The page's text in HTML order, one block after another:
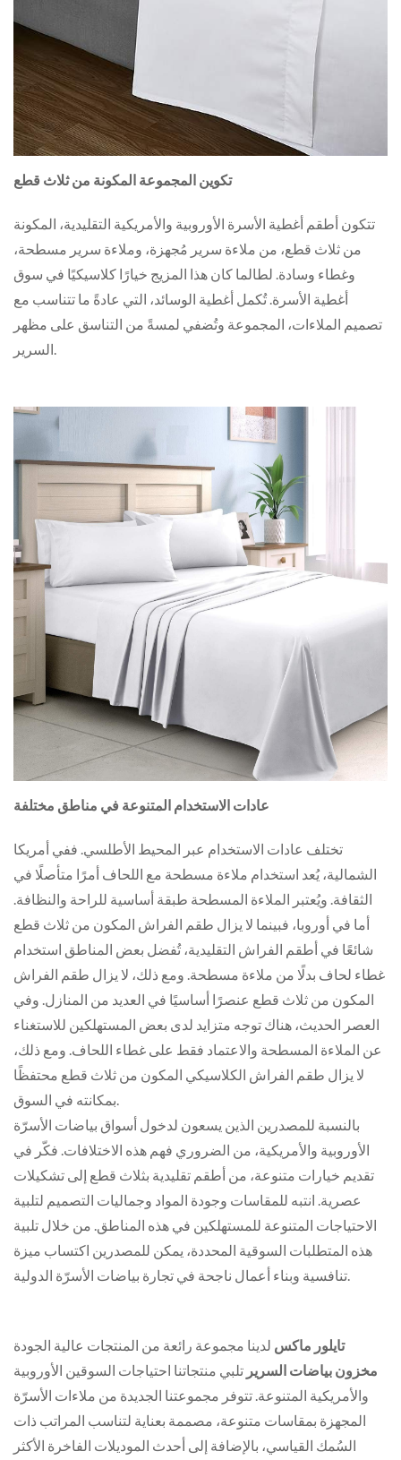
تكوين المجموعة المكونة من ثلاث قطع
تتكون أطقم أغطية الأسرة الأوروبية والأمريكية التقليدية، المكونة
من ثلاث قطع، من ملاءة سرير مُجهزة، وملاءة سرير مسطحة،
وغطاء وسادة. لطالما كان هذا المزيج خيارًا كلاسيكيًا في سوق
أغطية الأسرة. تُكمل أغطية الوسائد، التي عادةً ما تتناسب مع
تصميم الملاءات، المجموعة وتُضفي لمسةً من التناسق على مظهر
عادات الاستخدام المتنوعة في مناطق مختلفة
تختلف عادات الاستخدام عبر المحيط الأطلسي. ففي أمريكا
الشمالية، يُعد استخدام ملاءة مسطحة مع اللحاف أمرًا متأصلًا في
الثقافة. ويُعتبر الملاءة المسطحة طبقة أساسية للراحة والنظافة.
أما في أوروبا، فبينما لا يزال طقم الفراش المكون من ثلاث قطع
شائعًا في أطقم الفراش التقليدية، تُفضل بعض المناطق استخدام
غطاء لحاف بدلًا من ملاءة مسطحة. ومع ذلك، لا يزال طقم الفراش
المكون من ثلاث قطع عنصرًا أساسيًا في العديد من المنازل. وفي
العصر الحديث، هناك توجه متزايد لدى بعض المستهلكين للاستغناء
عن الملاءة المسطحة والاعتماد فقط على غطاء اللحاف. ومع ذلك،
لا يزال طقم الفراش الكلاسيكي المكون من ثلاث قطع محتفظًا
بالنسبة للمصدرين الذين يسعون لدخول أسواق بياضات الأسرّة
الأوروبية والأمريكية، من الضروري فهم هذه الاختلافات. فكّر في
تقديم خيارات متنوعة، من أطقم تقليدية بثلاث قطع إلى تشكيلات
عصرية. انتبه للمقاسات وجودة المواد وجماليات التصميم لتلبية
الاحتياجات المتنوعة للمستهلكين في هذه المناطق. من خلال تلبية
هذه المتطلبات السوقية المحددة، يمكن للمصدرين اكتساب ميزة
تايلور ماكس لدينا مجموعة رائعة من المنتجات عالية الجودة
مخزون بياضات السرير تلبي منتجاتنا احتياجات السوقين الأوروبية
والأمريكية المتنوعة. تتوفر مجموعتنا الجديدة من ملاءات الأسرّة
المجهزة بمقاسات متنوعة، مصممة بعناية لتناسب المراتب ذات
السُمك القياسي، بالإضافة إلى أحدث الموديلات الفاخرة الأكثر